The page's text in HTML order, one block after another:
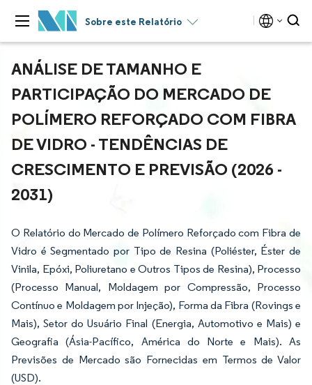
Sobre este Relatório
ANÁLISE DE TAMANHO E
PARTICIPAÇÃO DO MERCADO DE
POLÍMERO REFORÇADO COM FIBRA
DE VIDRO - TENDÊNCIAS DE
CRESCIMENTO E PREVISÃO (2026 -
2031)
O Relatório do Mercado de Polímero Reforçado com Fibra de
Vidro é Segmentado por Tipo de Resina (Poliéster, Éster de
Vinila, Epóxi, Poliuretano e Outros Tipos de Resina), Processo
(Processo Manual, Moldagem por Compressão, Processo
Contínuo e Moldagem por Injeção), Forma da Fibra (Rovings e
Mais), Setor do Usuário Final (Energia, Automotivo e Mais) e
Geografia (Ásia-Pacífico, América do Norte e Mais). As
Previsões de Mercado são Fornecidas em Termos de Valor
(USD).